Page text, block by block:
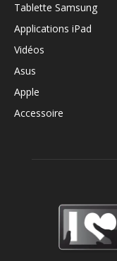
Tablette Samsung
Applications iPad
Vidéos
Asus
Apple
Accessoire